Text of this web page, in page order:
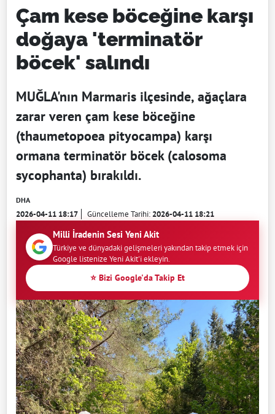
Çam kese böceğine karşı
doğaya 'terminatör
böcek' salındı
MUĞLA'nın Marmaris ilçesinde, ağaçlara
zarar veren çam kese böceğine
(thaumetopoea pityocampa) karşı
ormana terminatör böcek (calosoma
sycophanta) bırakıldı.
DHA
2026-04-11 18:17 Güncelleme Tarihi:2026-04-11 18:21
Milli İradenin Sesi Yeni Akit
Türkiye ve dünyadaki gelişmeleri yakından takip etmek için
Google listenize Yeni Akit'i ekleyin.
⭐ Bizi Google'da Takip Et